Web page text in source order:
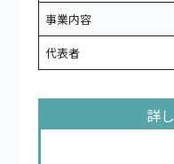
事業内容
代表者